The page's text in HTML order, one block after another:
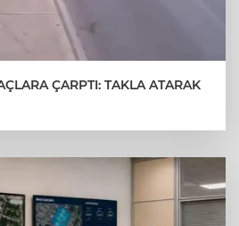
ÇARPTI: TAKLA ATARAK